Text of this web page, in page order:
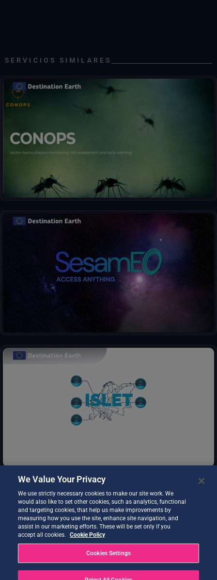
SERVICIOS SIMILARES
Alertas tempranas sobre la abundancia de mosquitos y el riesgo
SesamEO hace accesibles los datos de Copernicus y otros
(estadísticos, atmosféricos o climáticos) a través de temas y
colecciones de los catálogos. Las colecciones pueden
consultarse y buscarse por palabra clave. Los productos
pueden visualizarse, filtrarse y descargarse según las
capacidades del proveedor.
Infraestructura / Plataforma como servicio. Los usuarios
pueden desplegar y ejecutar aplicaciones heredadas en
proximidad a los datos de "DestinE Data Portfolio" disponibles
en el DestinE Data Lake.
Destination Earth Lago de datos de Destination Earth - Servicio
We Value Your Privacy
We use strictly necessary cookies to make our site work. We
would also like to set other cookies, such as analytics, functional
and targeting cookies, that help us make improvements by
measuring how you use the site, enhance site navigation, and
assist in our marketing efforts. These will be set only if you
accept all cookies.
Cookie Policy
Cookies Settings